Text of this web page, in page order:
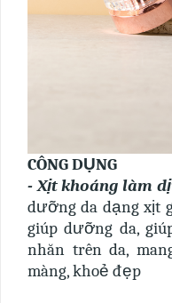
CÔNG DỤNG
- Xịt khoáng làm
dưỡng da dạng xịt
giúp dưỡng da,
nhăn trên da,
màng, khoẻ đẹp